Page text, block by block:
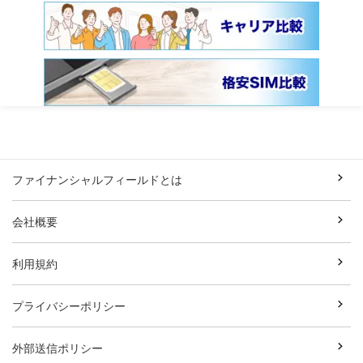
ファイナンシャルフィールドとは
会社概要
利用規約
プライバシーポリシー
外部送信ポリシー